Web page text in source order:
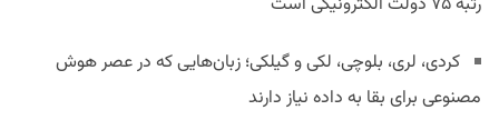
کردی، لری، بلوچی، لکی و گیلکی؛ زبان‌هایی که در عصر هوش
مصنوعی برای بقا به داده نیاز دارند